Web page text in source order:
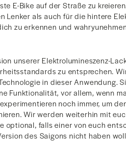
E-Bike auf der Straße zu
Lenker als auch für die hintere
zu erkennen und
unserer Elektrolumineszenz-
zu entsprechen.
in dieser Anwendung.
Funktionalität, vor allem, wenn
noch immer, um
Wir werden weiterhin mit
optional, falls einer von euch
des Saigons nicht haben